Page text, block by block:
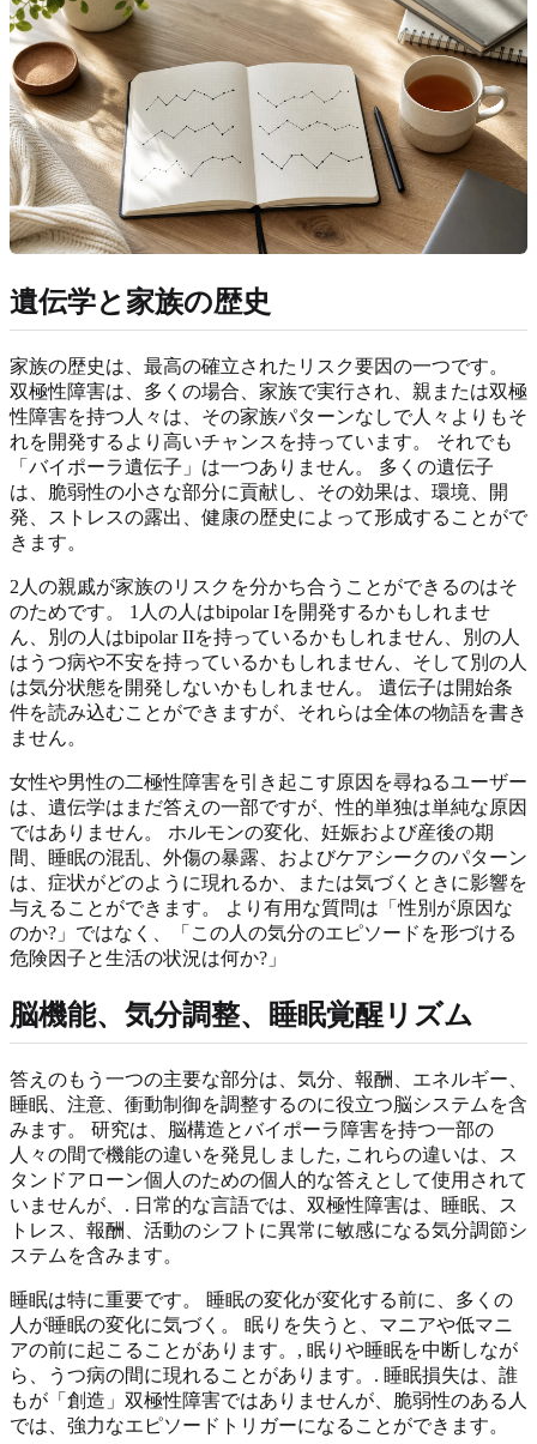
遺伝学と家族の歴史
家族の歴史は、最高の確立されたリスク要因の一つです。
双極性障害は、多くの場合、家族で実行され、親または双極
性障害を持つ人々は、その家族パターンなしで人々よりもそ
れを開発するより高いチャンスを持っています。 それでも
「バイポーラ遺伝子」は一つありません。 多くの遺伝子
は、脆弱性の小さな部分に貢献し、その効果は、環境、開
発、ストレスの露出、健康の歴史によって形成することがで
きます。
2人の親戚が家族のリスクを分かち合うことができるのはそ
のためです。 1人の人はbipolar Iを開発するかもしれませ
ん、別の人はbipolar IIを持っているかもしれません、別の人
はうつ病や不安を持っているかもしれません、そして別の人
は気分状態を開発しないかもしれません。 遺伝子は開始条
件を読み込むことができますが、それらは全体の物語を書き
ません。
女性や男性の二極性障害を引き起こす原因を尋ねるユーザー
は、遺伝学はまだ答えの一部ですが、性的単独は単純な原因
ではありません。 ホルモンの変化、妊娠および産後の期
間、睡眠の混乱、外傷の暴露、およびケアシークのパターン
は、症状がどのように現れるか、または気づくときに影響を
与えることができます。 より有用な質問は「性別が原因な
のか?」ではなく、「この人の気分のエピソードを形づける
危険因子と生活の状況は何か?」
脳機能、気分調整、睡眠覚醒リズム
答えのもう一つの主要な部分は、気分、報酬、エネルギー、
睡眠、注意、衝動制御を調整するのに役立つ脳システムを含
みます。 研究は、脳構造とバイポーラ障害を持つ一部の
人々の間で機能の違いを発見しました, これらの違いは、ス
タンドアローン個人のための個人的な答えとして使用されて
いませんが、. 日常的な言語では、双極性障害は、睡眠、ス
トレス、報酬、活動のシフトに異常に敏感になる気分調節シ
ステムを含みます。
睡眠は特に重要です。 睡眠の変化が変化する前に、多くの
人が睡眠の変化に気づく。 眠りを失うと、マニアや低マニ
アの前に起こることがあります。, 眠りや睡眠を中断しなが
ら、うつ病の間に現れることがあります。. 睡眠損失は、誰
もが「創造」双極性障害ではありませんが、脆弱性のある人
では、強力なエピソードトリガーになることができます。